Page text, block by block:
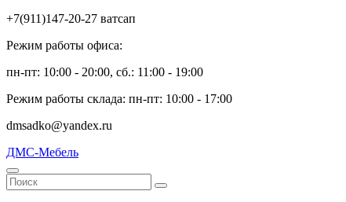
+7(911)147-20-27 ватсап
Режим работы офиса:
пн-пт: 10:00 - 20:00, сб.: 11:00 - 19:00
Режим работы склада: пн-пт: 10:00 - 17:00
dmsadko@yandex.ru
ДМС-Мебель